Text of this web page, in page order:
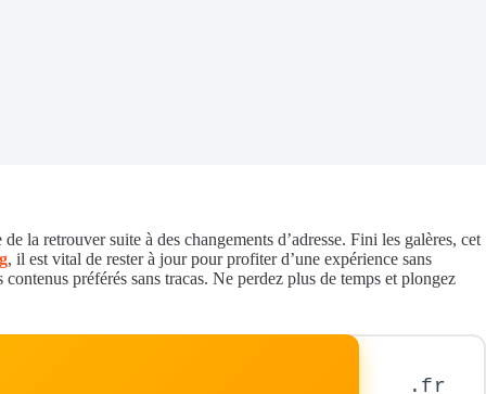
la retrouver suite à des changements d’adresse. Fini les galères, cet
, il est vital de rester à jour pour profiter d’une expérience sans
préférés sans tracas. Ne perdez plus de temps et plongez
.fr